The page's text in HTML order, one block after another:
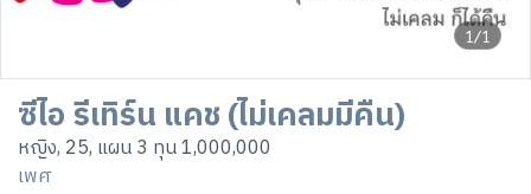
1/1
ซีไอ รีเทิร์น แคช (ไม่เคลมมีคืน)
หญิง, 25, แผน 3 ทุน 1,000,000
เพศ